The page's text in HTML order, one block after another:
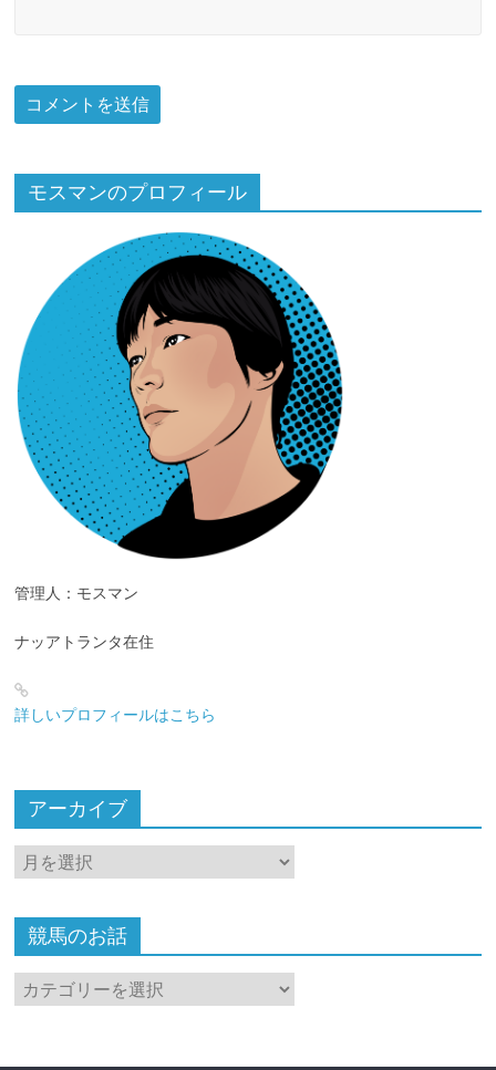
モスマンのプロフィール
管理人：モスマン
ナッアトランタ在住
詳しいプロフィールはこちら
アーカイブ
ア
ー
イ
ブ
競馬のお話
競
馬